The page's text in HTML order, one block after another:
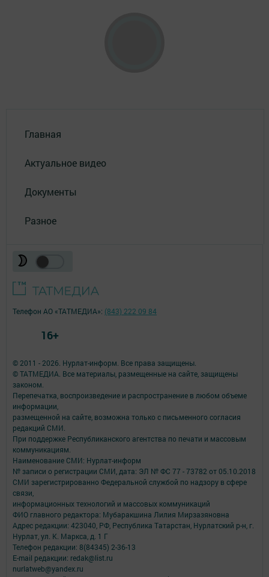
Главная
Актуальное видео
Документы
Разное
© 2011 - 2026. Нурлат-⁠информ. Все права защищены.
© ТАТМЕДИА. Все материалы, размещенные на сайте, защищены
законом.
Перепечатка, воспроизведение и распространение в любом объеме
информации,
размещенной на сайте, возможна только с письменного согласия
редакций СМИ.
При поддержке Республиканского агентства по печати и массовым
коммуникациям.
Наименование СМИ: Нурлат-⁠информ
№ записи о регистрации СМИ, дата: ЭЛ № ФС 77 -⁠ 73782 от 05.10.2018
СМИ зарегистрированно Федеральной службой по надзору в сфере
связи,
информационных технологий и массовых коммуникаций
ФИО главного редактора: Мубаракшина Лилия Мирзазяновна
Адрес редакции: 423040, РФ, Республика Татарстан, Нурлатский р-н, г.
Нурлат, ул. К. Маркса, д. 1 Г
Телефон редакции: 8(84345) 2-36-13
E-mail редакции: redak@list.ru
nurlatweb@yandex.ru
Телефон АО «ТАТМЕДИА»: (843) 222 09 84
16+